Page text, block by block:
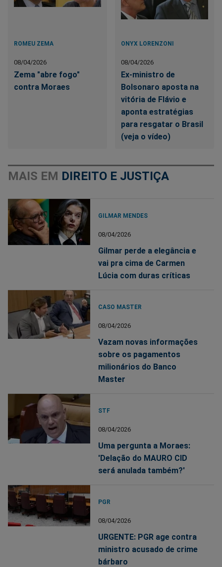
ROMEU ZEMA
08/04/2026
Zema "abre fogo"
contra Moraes
ONYX LORENZONI
08/04/2026
Ex-ministro de
Bolsonaro aposta na
vitória de Flávio e
aponta estratégias
para resgatar o Brasil
(veja o vídeo)
MAIS EM DIREITO E JUSTIÇA
GILMAR MENDES
08/04/2026
Gilmar perde a elegância e
vai pra cima de Carmen
Lúcia com duras críticas
CASO MASTER
08/04/2026
Vazam novas informações
sobre os pagamentos
milionários do Banco
Master
STF
08/04/2026
Uma pergunta a Moraes:
'Delação do MAURO CID
será anulada também?'
PGR
08/04/2026
URGENTE: PGR age contra
ministro acusado de crime
bárbaro